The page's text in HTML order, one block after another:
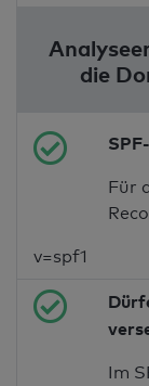
die
Für
v=spf1
Im